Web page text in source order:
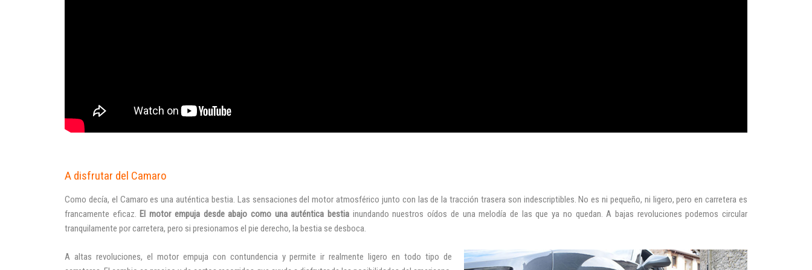
A disfrutar del Camaro
Como decía, el Camaro es una auténtica bestia. Las sensaciones del motor atmosférico junto con las de la tracción trasera son indescriptibles. No es ni pequeño, ni ligero, pero en carretera es
francamente eficaz. El motor empuja desde abajo como una auténtica bestia inundando nuestros oídos de una melodía de las que ya no quedan. A bajas revoluciones podemos circular
tranquilamente por carretera, pero si presionamos el pie derecho, la bestia se desboca.
A altas revoluciones, el motor empuja con contundencia y permite ir realmente ligero en todo tipo de